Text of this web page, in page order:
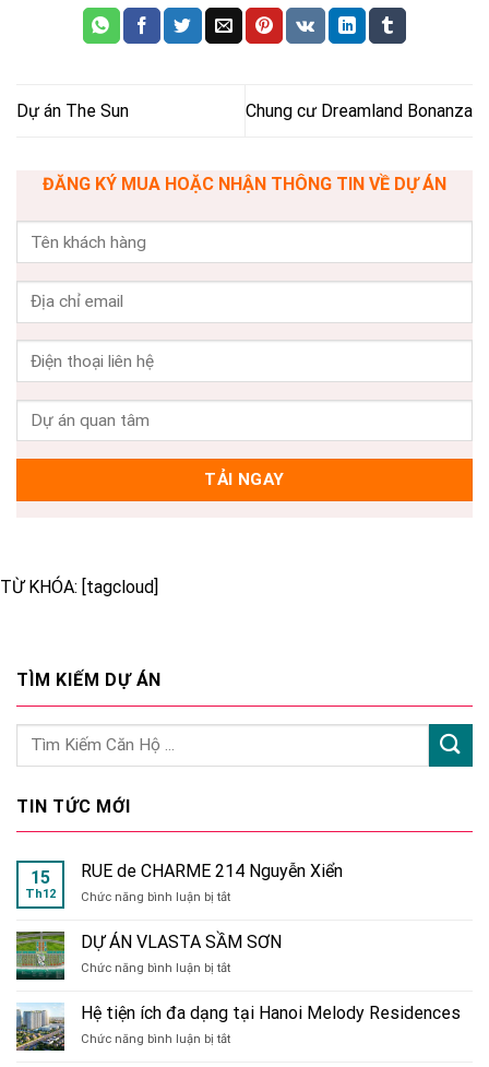
Dự án The Sun Chung cư Dreamland Bonanza
ĐĂNG KÝ MUA HOẶC NHẬN THÔNG TIN VỀ DỰ ÁN
TỪ KHÓA: [tagcloud]
TÌM KIẾM DỰ ÁN
TIN TỨC MỚI
15
Th12
RUE de CHARME 214 Nguyễn Xiển
Chức năng bình luận bị tắtở
de
CHARME
214
Xiển
DỰ ÁN VLASTA SẦM SƠN
Chức năng bình luận bị tắtở
ÁN
VLASTA
SẦM
Hệ tiện ích đa dạng tại Hanoi Melody Residences
Chức năng bình luận bị tắtở